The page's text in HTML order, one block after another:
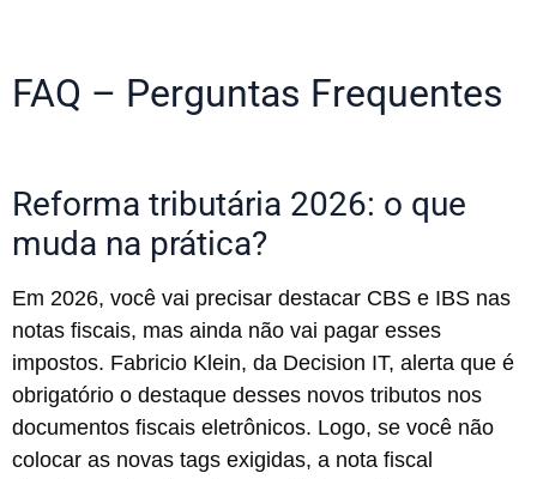
FAQ – Perguntas Frequentes
Reforma tributária 2026: o que
muda na prática?
Em 2026, você vai precisar destacar CBS e IBS nas
notas fiscais, mas ainda não vai pagar esses
impostos. Fabricio Klein, da Decision IT, alerta que é
obrigatório o destaque desses novos tributos nos
documentos fiscais eletrônicos. Logo, se você não
colocar as novas tags exigidas, a nota fiscal